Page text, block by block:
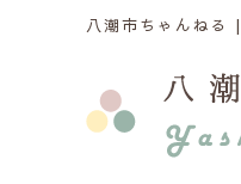
八潮市ちゃんねる |